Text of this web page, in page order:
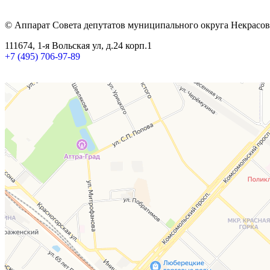
© Аппарат Совета депутатов муниципального округа
111674, 1-я Вольская ул, д.24 корп.1
+7 (495) 706-97-89